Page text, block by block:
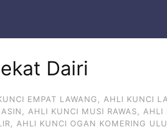
Dairi
EMPAT LAWANG AHLI KUNCI
AHLI KUNCI MUSI RAWAS AHLI
AHLI KUNCI OGAN KOMERING ULU